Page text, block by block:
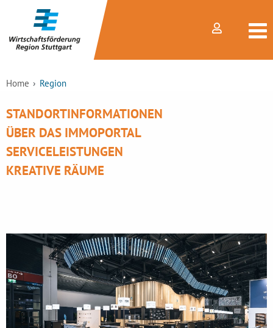
Home Region
STANDORTINFORMATIONEN
ÜBER DAS IMMOPORTAL
SERVICELEISTUNGEN
KREATIVE RÄUME